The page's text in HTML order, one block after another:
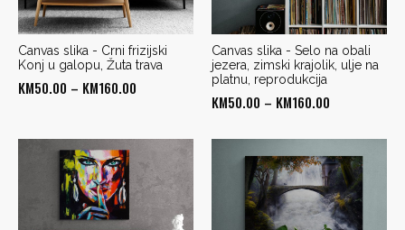
Canvas slika - Crni frizijski
Konj u galopu, Žuta trava
KM50.00 – KM160.00
through
KM160.00
Canvas slika - Selo na obali
jezera, zimski krajolik, ulje na
platnu, reprodukcija
KM50.00 – KM160.00
through
KM160.00